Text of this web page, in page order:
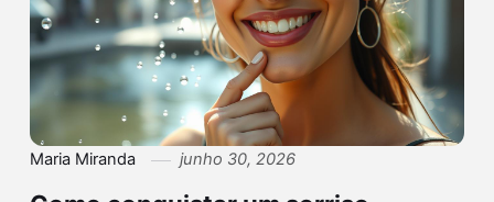
Maria Miranda junho 30, 2026